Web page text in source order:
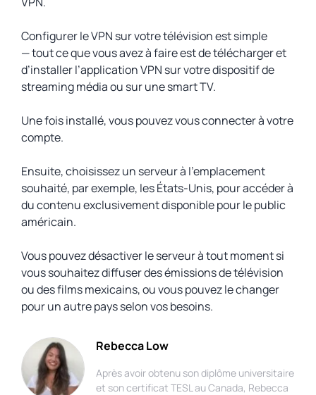
Configurer le VPN sur votre télévision est simple
— tout ce que vous avez à faire est de télécharger et
d’installer l’application VPN sur votre dispositif de
streaming média ou sur une smart TV.
Une fois installé, vous pouvez vous connecter à votre
compte.
Ensuite, choisissez un serveur à l’emplacement
souhaité, par exemple, les États-Unis, pour accéder à
du contenu exclusivement disponible pour le public
américain.
Vous pouvez désactiver le serveur à tout moment si
vous souhaitez diffuser des émissions de télévision
ou des films mexicains, ou vous pouvez le changer
pour un autre pays selon vos besoins.
Rebecca Low
Après avoir obtenu son diplôme universitaire
et son certificat TESL au Canada, Rebecca